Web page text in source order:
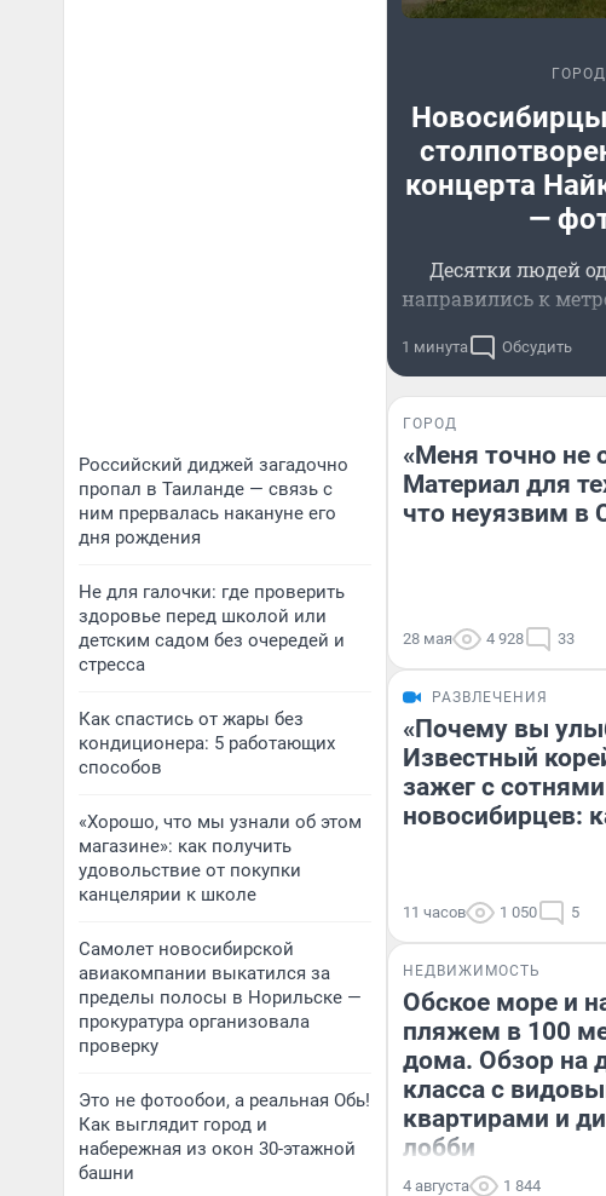
Российский диджей загадочно
пропал в Таиланде — связь с
ним прервалась накануне его
дня рождения
Не для галочки: где проверить
здоровье перед школой или
детским садом без очередей и
стресса
Как спастись от жары без
кондиционера: 5 работающих
способов
«Хорошо, что мы узнали об этом
магазине»: как получить
удовольствие от покупки
канцелярии к школе
Самолет новосибирской
авиакомпании выкатился за
пределы полосы в Норильске —
прокуратура организовала
проверку
Это не фотообои, а реальная Обь!
Как выглядит город и
набережная из окон 30-этажной
башни
ГОРОД
концерта
—
Десятки людей
направились к
1 минута Обсудить
ГОРОД
«Меня точно не
Материал для
что неуязвим в
28 мая 4 928 33
РАЗВЛЕЧЕНИЯ
«Почему вы
Известный
зажег с сотнями
новосибирцев:
11 часов 1 050 5
НЕДВИЖИМОСТЬ
Обское море и
пляжем в 100
дома. Обзор на
класса с
квартирами и
лобби
4 августа 1 844